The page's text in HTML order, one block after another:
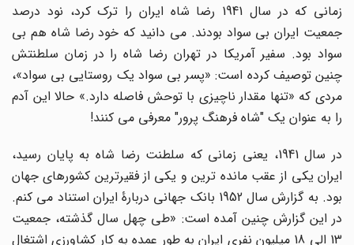
زمانی که در سال 1941 رضا شاه ایران را ترک کرد، نود درصد
جمعیت ایران بی سواد بودند. می دانید که خود رضا شاه هم بی
سواد بود. سفیر آمریکا در تهران رضا شاه را در زمان سلطنتش
چنین توصیف کرده است: «پسر بی سواد یک روستایی بی سواد»،
مردی که «تنها مقدار ناچیزی با توحش فاصله دارد.» حالا این آدم
را به عنوان یک "شاه فرهنگ پرور" معرفی می کنند!
در سال 1941، یعنی زمانی که سلطنت رضا شاه به پایان رسید،
ایران یکی از عقب مانده ترین و یکی از فقیرترین کشورهای جهان
بود. به گزارش سال 1952 بانک جهانی دربارۀ ایران استناد می کنم.
در این گزارش چنین آمده است: «طی چهل سال گذشته، جمعیت
13 الی 18 میلیون نفری ایران به طور عمده به کار کشاورزی اشتغال